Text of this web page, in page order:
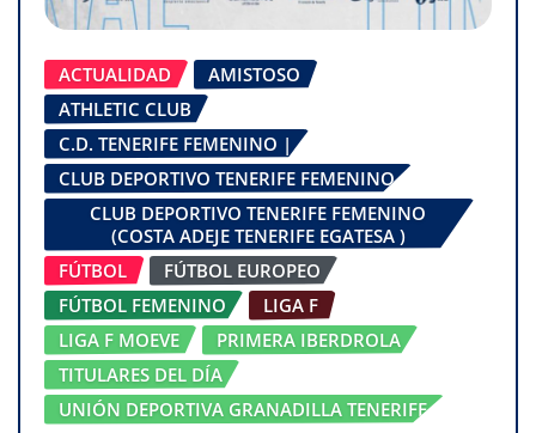
ACTUALIDAD
AMISTOSO
ATHLETIC CLUB
C.D. TENERIFE FEMENINO |
CLUB DEPORTIVO TENERIFE FEMENINO
CLUB DEPORTIVO TENERIFE FEMENINO
(COSTA ADEJE TENERIFE EGATESA )
FÚTBOL
FÚTBOL EUROPEO
FÚTBOL FEMENINO
LIGA F
LIGA F MOEVE
PRIMERA IBERDROLA
TITULARES DEL DÍA
UNIÓN DEPORTIVA GRANADILLA TENERIFE